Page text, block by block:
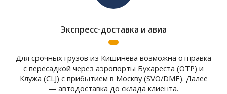
Экспресс-доставка и авиа
Для срочных грузов из Кишинёва возможна отправка
с пересадкой через аэропорты Бухареста (OTP) и
Клужа (CLJ) с прибытием в Москву (SVO/DME). Далее
— автодоставка до склада клиента.